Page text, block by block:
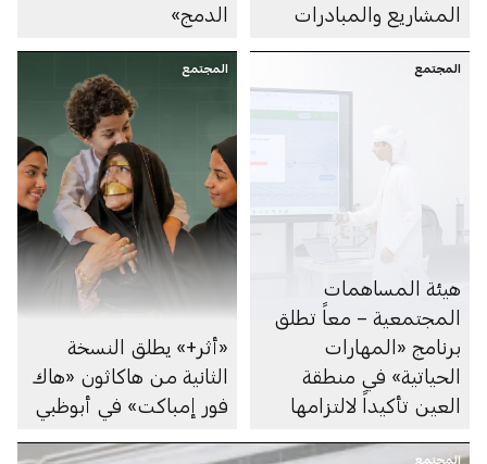
المشاريع والمبادرات
‏الدمج»
المجتمع
هيئة المساهمات
المجتمعية – معاً تطلق
برنامج «المهارات
الحياتية» في منطقة
العين تأكيداً لالتزامها
المجتمع
«أثر+» يطلق النسخة
الثانية من هاكاثون «هاك
فور إمباكت» في أبوظبي
المجتمع